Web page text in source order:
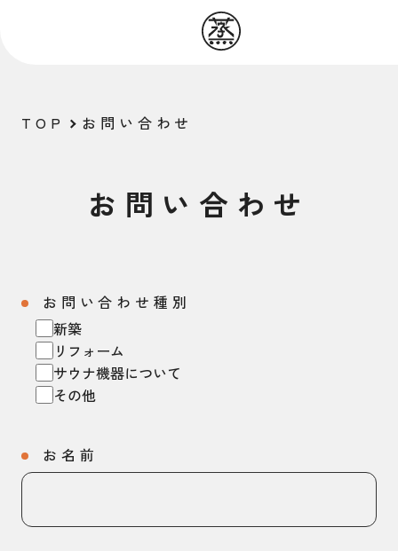
TOP お問い合わせ
お問い合わせ
お問い合わせ種別
新築
リフォーム
サウナ機器について
その他
お名前